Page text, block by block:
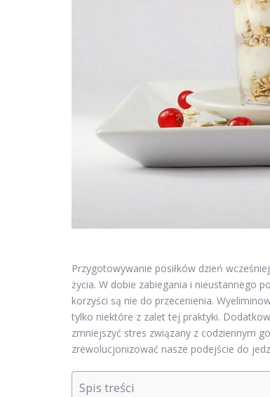
Przygotowywanie posiłków dzień
życia. W dobie zabiegania i nieustannego
korzyści są nie do przecenienia.
tylko niektóre z zalet tej praktyki.
zmniejszyć stres związany z codziennym
zrewolucjonizować nasze podejście do
Spis treści